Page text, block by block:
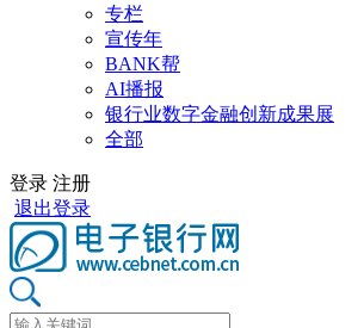
专栏
宣传年
BANK帮
AI播报
银行业数字金融创新成果展
全部
登录 注册
退出登录